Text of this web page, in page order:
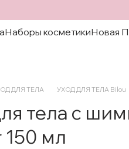
Наборы косметикиНовая
ДЛЯ ТЕЛА УХОД ДЛЯ ТЕЛА Bilou
тела с
мл